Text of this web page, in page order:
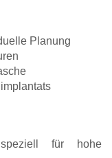
Planung
speziell für hohe